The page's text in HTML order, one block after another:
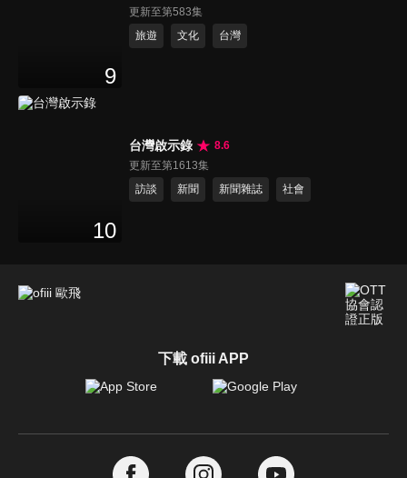
9
更新至第583集
旅遊
文化 台灣
10
台灣啟示錄
8.6
更新至第1613集
訪談
新聞 新聞雜誌 社會
下載 ofiii APP